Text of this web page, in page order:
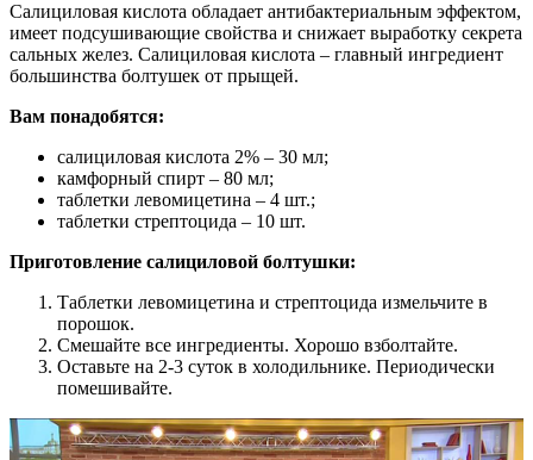
Салициловая кислота обладает антибактериальным эффектом,
имеет подсушивающие свойства и снижает выработку секрета
сальных желез. Салициловая кислота – главный ингредиент
большинства болтушек от прыщей.
Вам понадобятся:
салициловая кислота 2% ‒ 30 мл;
камфорный спирт ‒ 80 мл;
таблетки левомицетина ‒ 4 шт.;
таблетки стрептоцида ‒ 10 шт.
Приготовление салициловой болтушки:
Таблетки левомицетина и стрептоцида измельчите в
порошок.
Смешайте все ингредиенты. Хорошо взболтайте.
Оставьте на 2-3 суток в холодильнике. Периодически
помешивайте.